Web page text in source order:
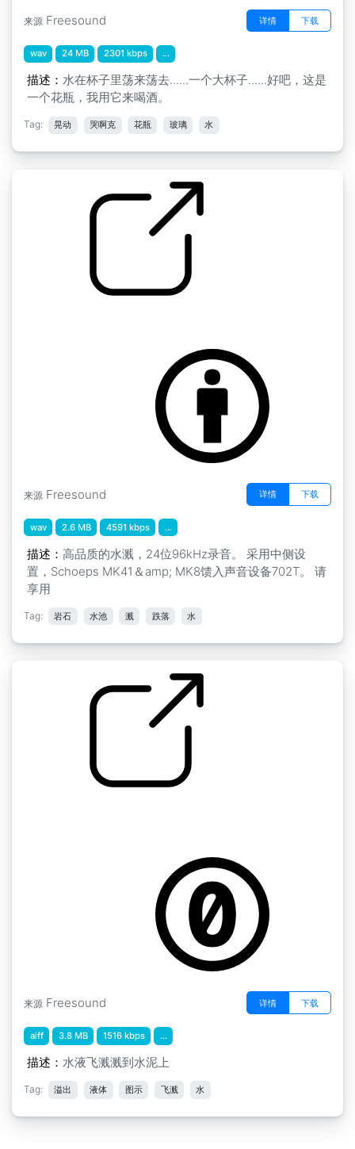
来源 Freesound 详情 下载
wav 24 MB 2301 kbps ...
描述： 水在杯子里荡来荡去......一个大杯子......好吧，这是
一个花瓶，我用它来喝酒。
Tag: 晃动 哭啊克 花瓶 玻璃 水
来源 Freesound 详情 下载
wav 2.6 MB 4591 kbps ...
描述： 高品质的水溅，24位96kHz录音。 采用中侧设
置，Schoeps MK41＆amp; MK8馈入声音设备702T。 请
享用
Tag: 岩石 水池 溅 跌落 水
来源 Freesound 详情 下载
aiff 3.8 MB 1516 kbps ...
描述： 水液飞溅溅到水泥上
Tag: 溢出 液体 图示 飞溅 水